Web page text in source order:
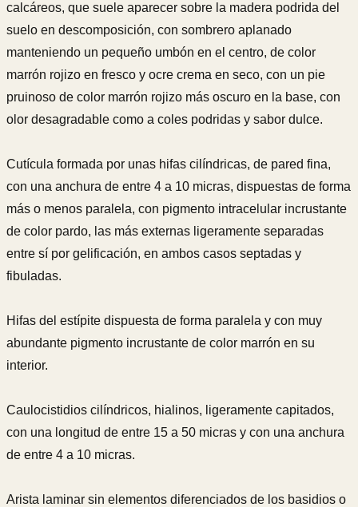
calcáreos, que suele aparecer sobre la madera podrida del
suelo en descomposición, con sombrero aplanado
manteniendo un pequeño umbón en el centro, de color
marrón rojizo en fresco y ocre crema en seco, con un pie
pruinoso de color marrón rojizo más oscuro en la base, con
olor desagradable como a coles podridas y sabor dulce.
Cutícula formada por unas hifas cilíndricas, de pared fina,
con una anchura de entre 4 a 10 micras, dispuestas de forma
más o menos paralela, con pigmento intracelular incrustante
de color pardo, las más externas ligeramente separadas
entre sí por gelificación, en ambos casos septadas y
fibuladas.
Hifas del estípite dispuesta de forma paralela y con muy
abundante pigmento incrustante de color marrón en su
interior.
Caulocistidios cilíndricos, hialinos, ligeramente capitados,
con una longitud de entre 15 a 50 micras y con una anchura
de entre 4 a 10 micras.
Arista laminar sin elementos diferenciados de los basidios o